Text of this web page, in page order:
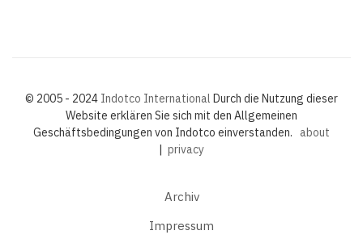
© 2005 - 2024 Indotco International Durch die Nutzung dieser
Website erklären Sie sich mit den Allgemeinen
Geschäftsbedingungen von Indotco einverstanden. about
| privacy
Archiv
Impressum